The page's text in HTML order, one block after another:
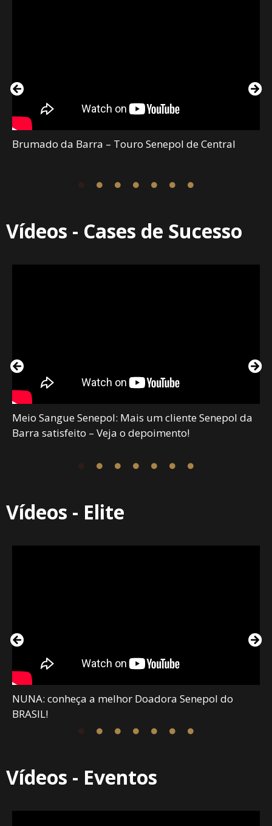
Brumado da Barra – Touro Senepol de Central
Vídeos - Cases de Sucesso
Meio Sangue Senepol: Mais um cliente Senepol da
Barra satisfeito – Veja o depoimento!
Vídeos - Elite
NUNA: conheça a melhor Doadora Senepol do
BRASIL!
Vídeos - Eventos